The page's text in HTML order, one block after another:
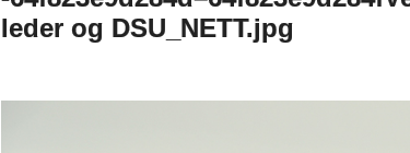
leder og DSU_NETT.jpg